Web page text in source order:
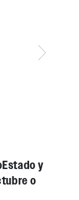
y
o
y
o
y
o